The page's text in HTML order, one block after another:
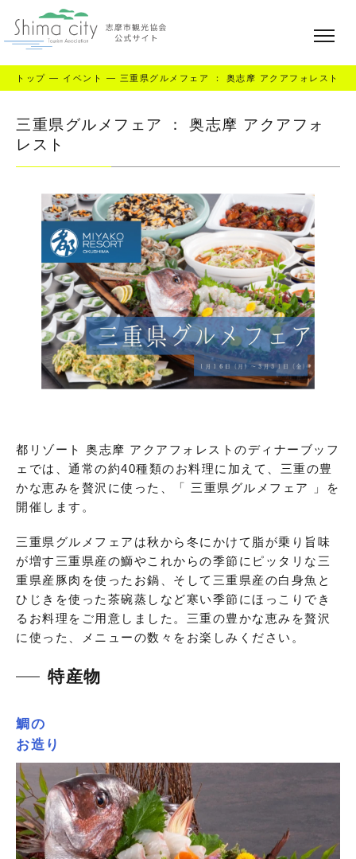
トップ — イベント — 三重県グルメフェア ： 奥志摩 アクアフォレスト
三重県グルメフェア ： 奥志摩 アクアフォ
レスト
都リゾート 奥志摩 アクアフォレストのディナーブッフ
ェでは、通常の約40種類のお料理に加えて、三重の豊
かな恵みを贅沢に使った、「 三重県グルメフェア 」を
開催します。
三重県グルメフェアは秋から冬にかけて脂が乗り旨味
が増す三重県産の鰤やこれからの季節にピッタリな三
重県産豚肉を使ったお鍋、そして三重県産の白身魚と
ひじきを使った茶碗蒸しなど寒い季節にほっこりでき
るお料理をご用意しました。三重の豊かな恵みを贅沢
に使った、メニューの数々をお楽しみください。
特産物
鯛の
お造り